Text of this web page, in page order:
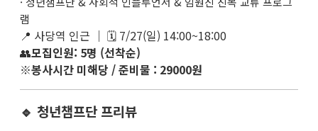
램
📍 사당역 인근 ｜ 🗓 7/27(일) 14:00~18:00
👥모집인원: 5명 (선착순)
※봉사시간 미해당 / 준비물 : 29000원
🔹 청년챔프단 프리뷰